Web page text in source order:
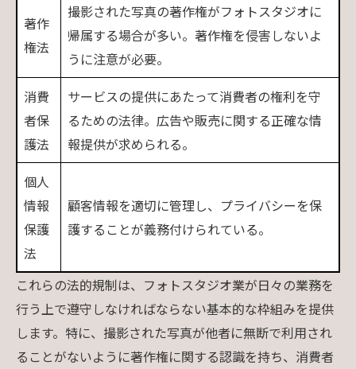
著作
権法
撮影された写真の著作権がフォトスタジオに
帰属する場合が多い。著作権を侵害しないよ
うに注意が必要。
消費
者保
護法
サービスの提供にあたって消費者の権利を守
るための法律。広告や販売に関する正確な情
報提供が求められる。
個人
情報
保護
法
顧客情報を適切に管理し、プライバシーを保
護することが義務付けられている。
これらの法的規制は、フォトスタジオ業が日々の業務を
行う上で遵守しなければならない基本的な枠組みを提供
します。特に、撮影された写真が他者に無断で利用され
ることがないように著作権に関する認識を持ち、消費者